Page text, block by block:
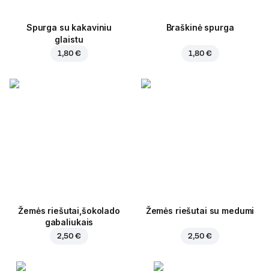
Spurga su kakaviniu
glaistu
1,80 €
Braškinė spurga
1,80 €
Žemės riešutai,šokolado
gabaliukais
2,50 €
Žemės riešutai su medumi
2,50 €